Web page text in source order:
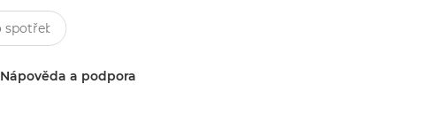
Nápověda a podpora